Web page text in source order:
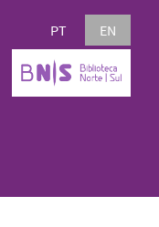
PT EN